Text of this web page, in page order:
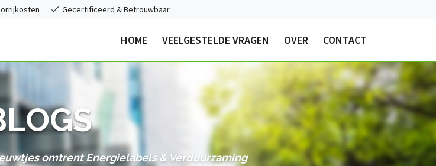
Gecertificeerd & Betrouwbaar
HOME VEELGESTELDE VRAGEN OVER CONTACT
omtrent Energielabels & Verduurzaming